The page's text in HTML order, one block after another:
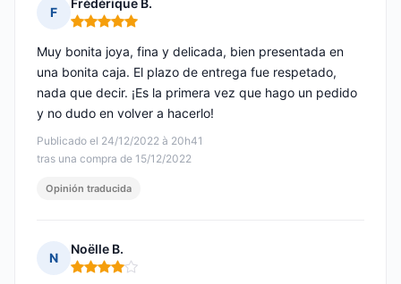
F
Frédérique B.
Nota: 5 de 5
Publicado el 24/12/2022 à 20h41
tras una compra de 15/12/2022
Muy bonita joya, fina y delicada, bien presentada en
una bonita caja. El plazo de entrega fue respetado,
nada que decir. ¡Es la primera vez que hago un pedido
y no dudo en volver a hacerlo!
Opinión traducida
N
Noëlle B.
Nota: 4 de 5